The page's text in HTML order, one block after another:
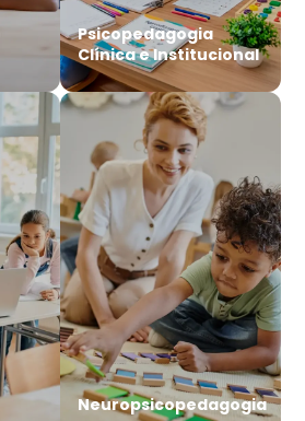
Psicopedagogia
Clínica e Institucional
Neuropsicopedagogia